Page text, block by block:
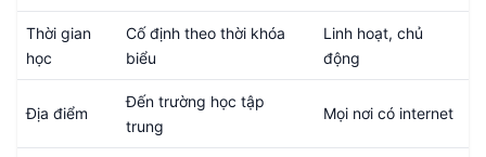
Thời gian
học
Cố định theo thời khóa
biểu
Linh hoạt, chủ
động
Địa điểm
Đến trường học tập
trung
Mọi nơi có internet